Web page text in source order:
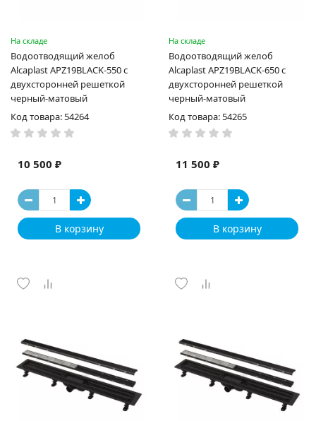
На складе
Водоотводящий желоб
Alcaplast APZ19BLACK-550 с
двухсторонней решеткой
черный-матовый
Код товара: 54264
10 500 ₽
В корзину
На складе
Водоотводящий желоб
Alcaplast APZ19BLACK-650 с
двухсторонней решеткой
черный-матовый
Код товара: 54265
11 500 ₽
В корзину